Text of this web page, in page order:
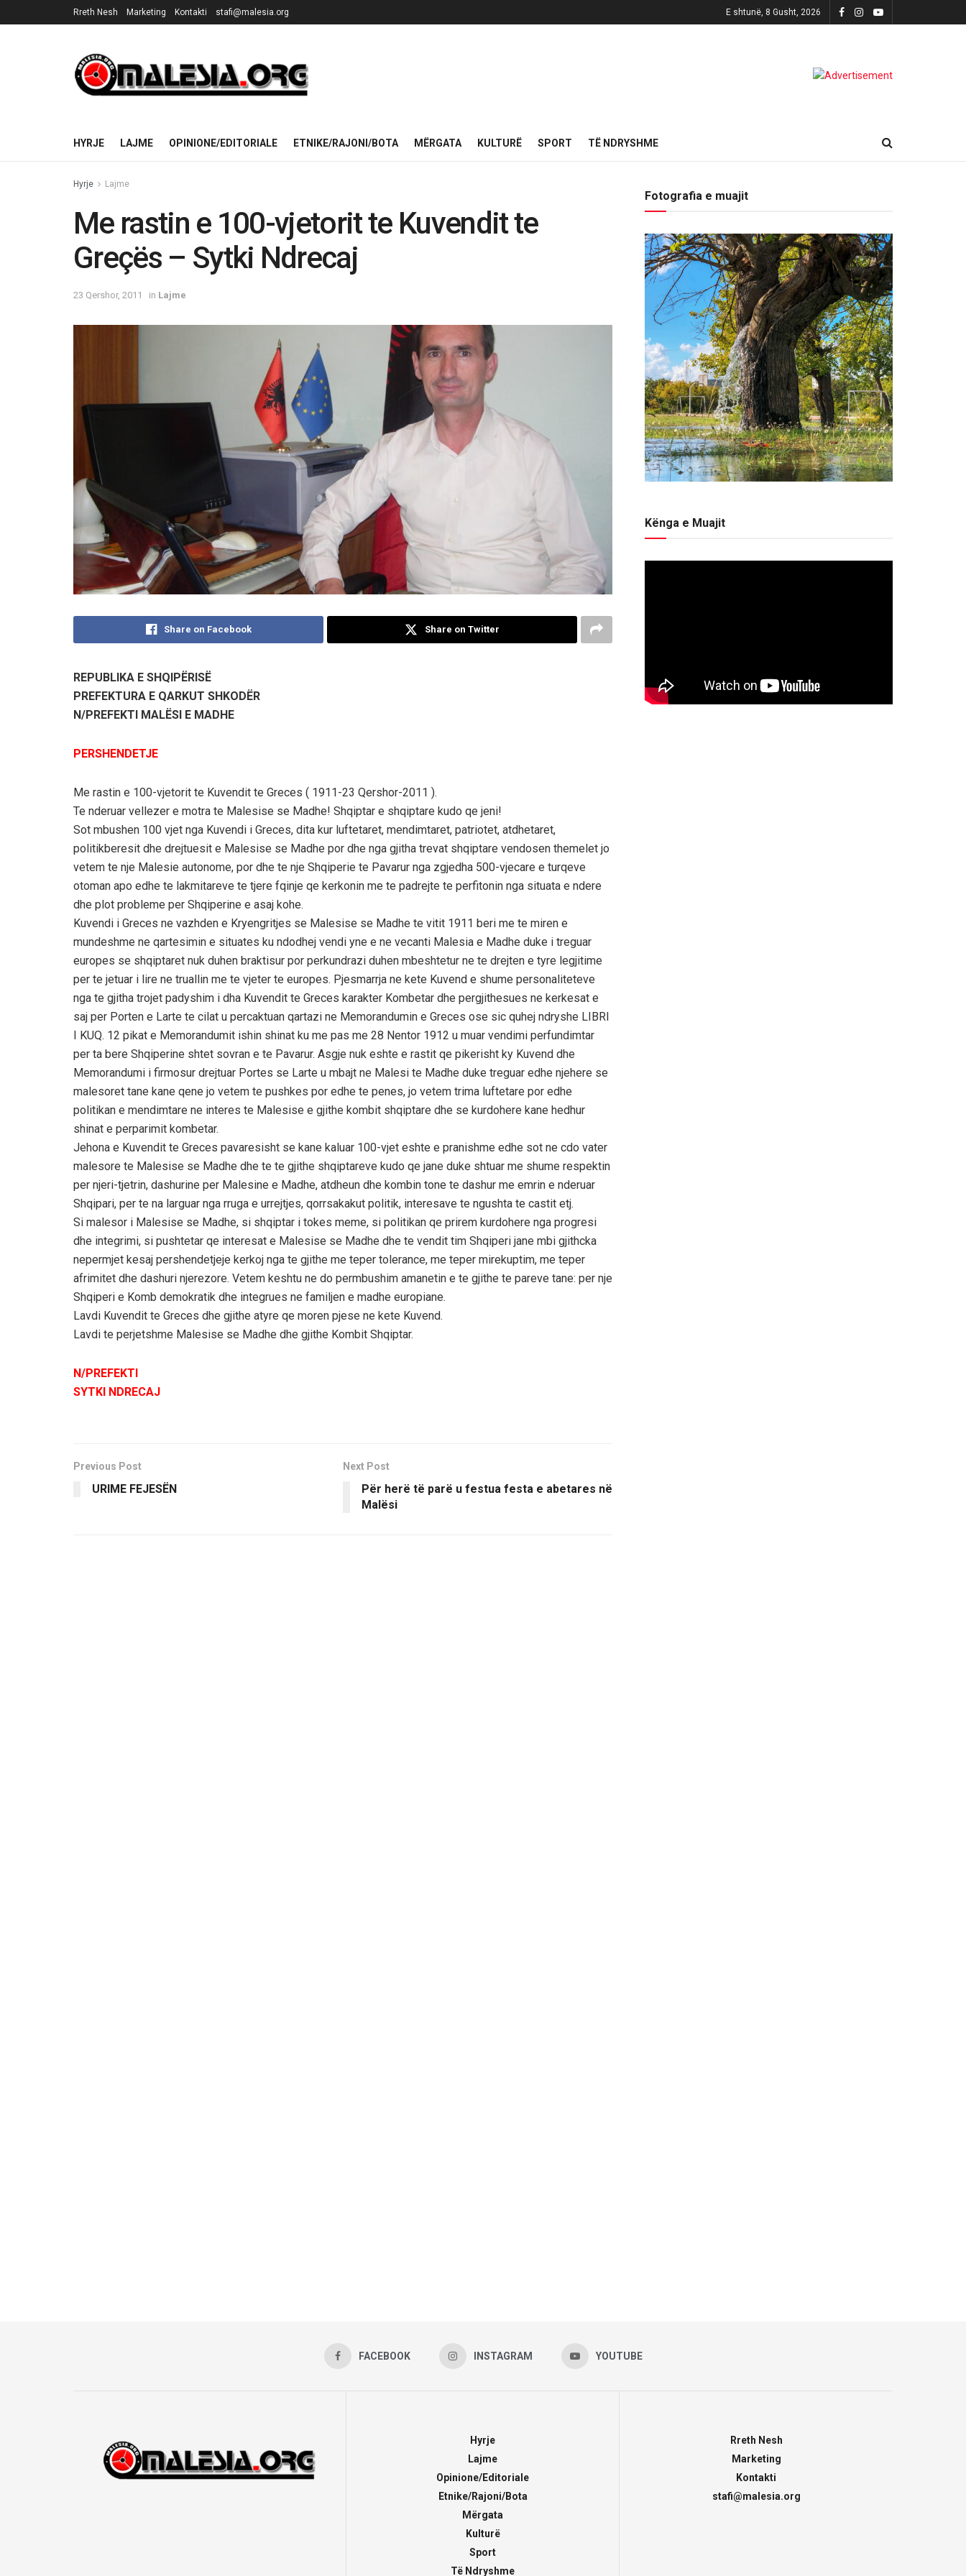
Rreth Nesh Marketing Kontakti stafi@malesia.org E shtunë, 8 Gusht, 2026
HYRJE LAJME OPINIONE/EDITORIALE ETNIKE/RAJONI/BOTA MËRGATA KULTURË SPORT TË NDRYSHME
Hyrje Lajme
Me rastin e 100-vjetorit te Kuvendit te
Greçës – Sytki Ndrecaj
23 Qershor, 2011 in Lajme
Share on Facebook Share on Twitter
REPUBLIKA E SHQIPËRISË
PREFEKTURA E QARKUT SHKODËR
N/PREFEKTI MALËSI E MADHE
PERSHENDETJE
Me rastin e 100-vjetorit te Kuvendit te Greces ( 1911-23 Qershor-2011 ).
Te nderuar vellezer e motra te Malesise se Madhe! Shqiptar e shqiptare kudo qe jeni!
Sot mbushen 100 vjet nga Kuvendi i Greces, dita kur luftetaret, mendimtaret, patriotet, atdhetaret,
politikberesit dhe drejtuesit e Malesise se Madhe por dhe nga gjitha trevat shqiptare vendosen themelet jo
vetem te nje Malesie autonome, por dhe te nje Shqiperie te Pavarur nga zgjedha 500-vjecare e turqeve
otoman apo edhe te lakmitareve te tjere fqinje qe kerkonin me te padrejte te perfitonin nga situata e ndere
dhe plot probleme per Shqiperine e asaj kohe.
Kuvendi i Greces ne vazhden e Kryengritjes se Malesise se Madhe te vitit 1911 beri me te miren e
mundeshme ne qartesimin e situates ku ndodhej vendi yne e ne vecanti Malesia e Madhe duke i treguar
europes se shqiptaret nuk duhen braktisur por perkundrazi duhen mbeshtetur ne te drejten e tyre legjitime
per te jetuar i lire ne truallin me te vjeter te europes. Pjesmarrja ne kete Kuvend e shume personaliteteve
nga te gjitha trojet padyshim i dha Kuvendit te Greces karakter Kombetar dhe pergjithesues ne kerkesat e
saj per Porten e Larte te cilat u percaktuan qartazi ne Memorandumin e Greces ose sic quhej ndryshe LIBRI
I KUQ. 12 pikat e Memorandumit ishin shinat ku me pas me 28 Nentor 1912 u muar vendimi perfundimtar
per ta bere Shqiperine shtet sovran e te Pavarur. Asgje nuk eshte e rastit qe pikerisht ky Kuvend dhe
Memorandumi i firmosur drejtuar Portes se Larte u mbajt ne Malesi te Madhe duke treguar edhe njehere se
malesoret tane kane qene jo vetem te pushkes por edhe te penes, jo vetem trima luftetare por edhe
politikan e mendimtare ne interes te Malesise e gjithe kombit shqiptare dhe se kurdohere kane hedhur
shinat e perparimit kombetar.
Jehona e Kuvendit te Greces pavaresisht se kane kaluar 100-vjet eshte e pranishme edhe sot ne cdo vater
malesore te Malesise se Madhe dhe te te gjithe shqiptareve kudo qe jane duke shtuar me shume respektin
per njeri-tjetrin, dashurine per Malesine e Madhe, atdheun dhe kombin tone te dashur me emrin e nderuar
Shqipari, per te na larguar nga rruga e urrejtjes, qorrsakakut politik, interesave te ngushta te castit etj.
Si malesor i Malesise se Madhe, si shqiptar i tokes meme, si politikan qe prirem kurdohere nga progresi
dhe integrimi, si pushtetar qe interesat e Malesise se Madhe dhe te vendit tim Shqiperi jane mbi gjithcka
nepermjet kesaj pershendetjeje kerkoj nga te gjithe me teper tolerance, me teper mirekuptim, me teper
afrimitet dhe dashuri njerezore. Vetem keshtu ne do permbushim amanetin e te gjithe te pareve tane: per nje
Shqiperi e Komb demokratik dhe integrues ne familjen e madhe europiane.
Lavdi Kuvendit te Greces dhe gjithe atyre qe moren pjese ne kete Kuvend.
Lavdi te perjetshme Malesise se Madhe dhe gjithe Kombit Shqiptar.
N/PREFEKTI
SYTKI NDRECAJ
Previous Post
URIME FEJESËN
Next Post
Për herë të parë u festua festa e abetares në
Malësi
Fotografia e muajit
Kënga e Muajit
FACEBOOK INSTAGRAM YOUTUBE
Hyrje
Lajme
Opinione/Editoriale
Etnike/Rajoni/Bota
Mërgata
Kulturë
Sport
Të Ndryshme
Rreth Nesh
Marketing
Kontakti
stafi@malesia.org